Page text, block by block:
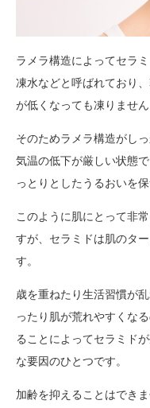
ラメラ構造によってセラ
凍水などと呼ばれており
が低くなっても凍りません
そのためラメラ構造がし
気温の低下が厳しい状態
っとりとしたうるおいを
このように肌にとって非
すが、セラミドは肌のタ
す。
歳を重ねたり生活習慣が
ったり肌が荒れやすくな
ることによってセラミド
な要因のひとつです。
加齢を抑えることはでき